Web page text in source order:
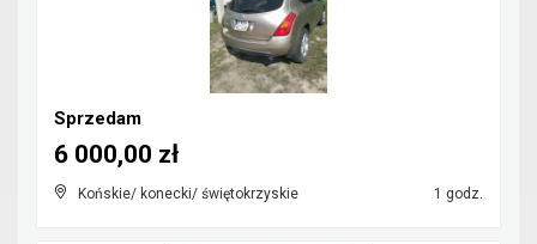
Sprzedam
Końskie/ konecki/ świętokrzyskie 1 godz.
6 000,00 zł